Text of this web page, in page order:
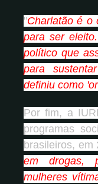
"Charlatão é o
para ser
político que
para
definiu como
Por fim, a
programas
brasileiros, em
em drogas,
mulheres